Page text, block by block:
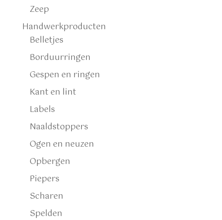
Zeep
Handwerkproducten
Belletjes
Borduurringen
Gespen en ringen
Kant en lint
Labels
Naaldstoppers
Ogen en neuzen
Opbergen
Piepers
Scharen
Spelden